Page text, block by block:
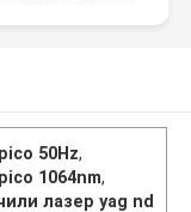
50Hz,
1064nm,
лазер yag nd